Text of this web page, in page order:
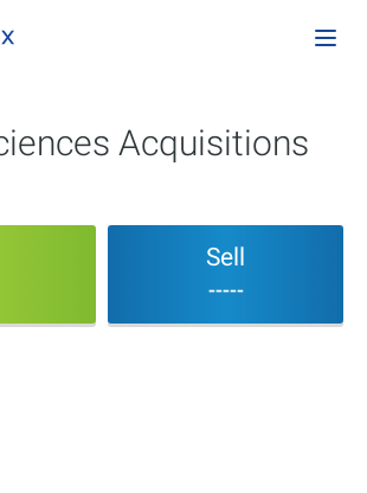
Acquisitions
Sell
-----